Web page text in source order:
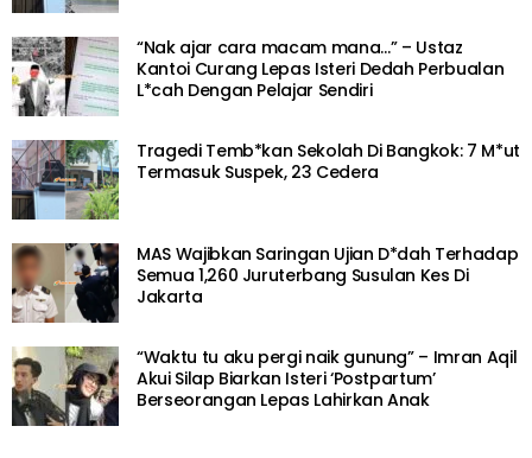
“Nak ajar cara macam mana…” – Ustaz
Kantoi Curang Lepas Isteri Dedah Perbualan
L*cah Dengan Pelajar Sendiri
Tragedi Temb*kan Sekolah Di Bangkok: 7 M*ut
Termasuk Suspek, 23 Cedera
MAS Wajibkan Saringan Ujian D*dah Terhadap
Semua 1,260 Juruterbang Susulan Kes Di
Jakarta
“Waktu tu aku pergi naik gunung” – Imran Aqil
Akui Silap Biarkan Isteri ‘Postpartum’
Berseorangan Lepas Lahirkan Anak